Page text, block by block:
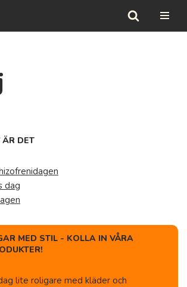
ÄR DET
dag
MED STIL - KOLLA IN VÅRA
lite roligare med kläder och